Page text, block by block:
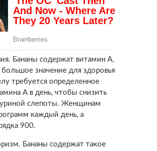
Бананы содержат витамин А,
значение для здоровья
требуется определенное
А в день, чтобы снизить
слепоты. Женщинам
каждый день, а
900.
Бананы содержат такое